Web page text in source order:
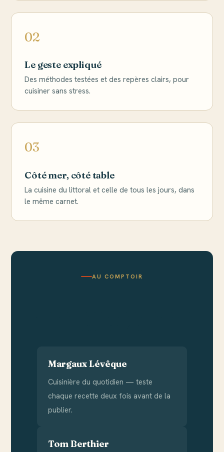
02
Le geste expliqué
Des méthodes testées et des repères clairs, pour
cuisiner sans stress.
03
Côté mer, côté table
La cuisine du littoral et celle de tous les jours, dans
le même carnet.
AU COMPTOIR
Margaux Lévêque
Cuisinière du quotidien — teste
chaque recette deux fois avant de la
publier.
Tom Berthier